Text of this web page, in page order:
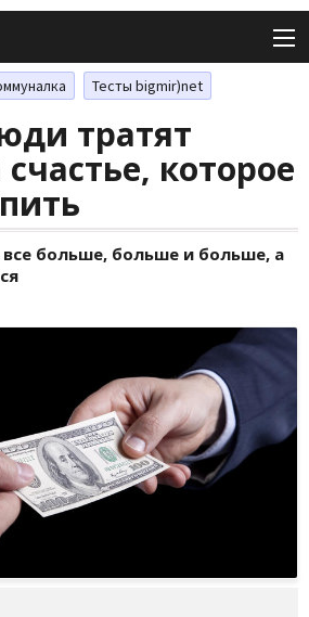
Тесты bigmir)net
тратят
которое
больше, больше и больше, а